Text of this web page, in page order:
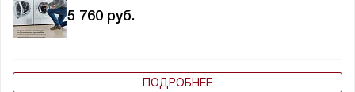
5 760 руб.
ПОДРОБНЕЕ